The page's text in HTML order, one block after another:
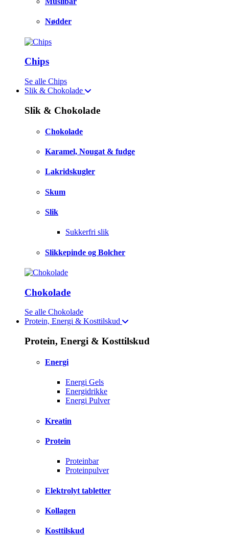
Nødder
Chips
Se alle Chips
Slik & Chokolade
Slik & Chokolade
Chokolade
Karamel, Nougat & fudge
Lakridskugler
Skum
Slik
Sukkerfri slik
Slikkepinde og Bolcher
Chokolade
Se alle Chokolade
Protein, Energi & Kosttilskud
Protein, Energi & Kosttilskud
Energi
Energi Gels
Energidrikke
Energi Pulver
Kreatin
Protein
Proteinbar
Proteinpulver
Elektrolyt tabletter
Kollagen
Kosttilskud